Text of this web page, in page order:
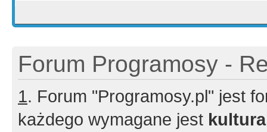
Forum Programosy -
1. Forum "Programosy.pl" jest
każdego wymagane jest